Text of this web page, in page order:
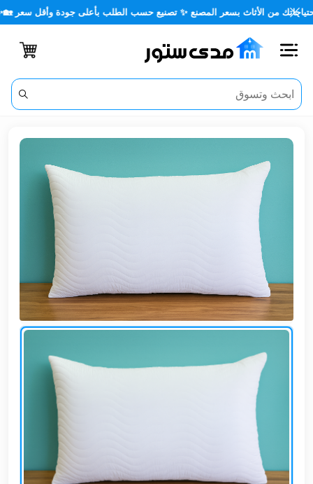
الأثاث بسعر المصنع ✨ تصنيع حسب الطلب بأعلى جودة وأقل سعر 🏡✨
اغلاق
الفئات
الحساب
مكتبي
أثاث
منزلي
خارجي
وشواطئ
كافيهات
ومطاعم
وفنادق
حواجز
مرورية
خزانات